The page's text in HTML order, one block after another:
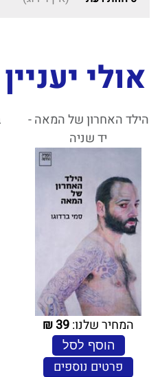
אולי
הילד האחרון של המאה -
יד שניה
המחיר שלנו:39
₪
הוסף לסל
פרטים נוספים